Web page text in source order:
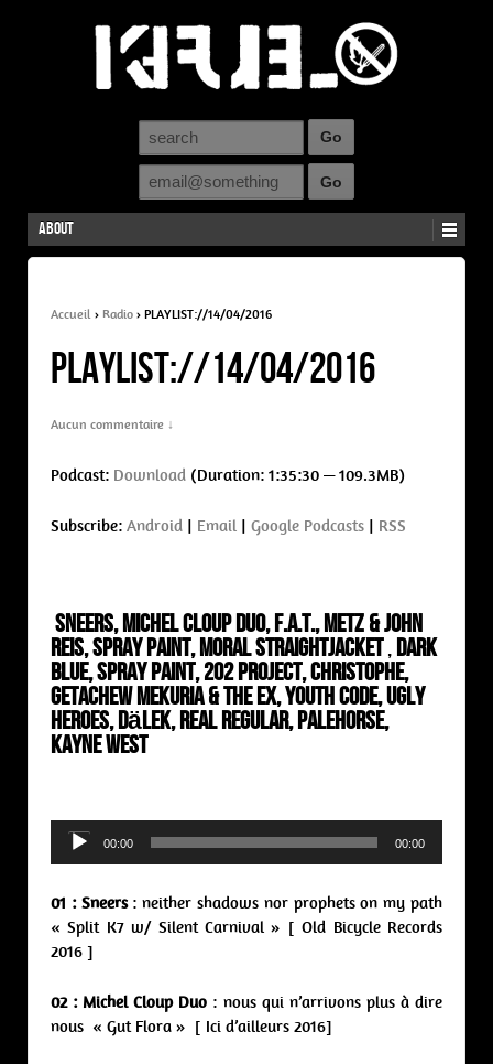
About
Accueil › Radio › PLAYLIST://14/04/2016
PLAYLIST://14/04/2016
Aucun commentaire ↓
Podcast: Download (Duration: 1:35:30 — 109.3MB)
Subscribe: Android Email Google Podcasts RSS
Sneers, Michel Cloup Duo, F.A.T., Metz & John
Reis, Spray Paint, Moral Straightjacket,Dark
Blue, Spray Paint, 202 Project, Christophe,
Getachew Mekuria & The Ex, Youth Code, Ugly
Heroes, Dälek, Real Regular, Palehorse,
Kayne West
Audio
Player
00:00 00:00
01 : Sneers : neither shadows nor prophets on my path
« Split K7 w/ Silent Carnival » [ Old Bicycle Records
2016 ]
02 : Michel Cloup Duo : nous qui n’arrivons plus à dire
nous « Gut Flora » [ Ici d’ailleurs 2016]